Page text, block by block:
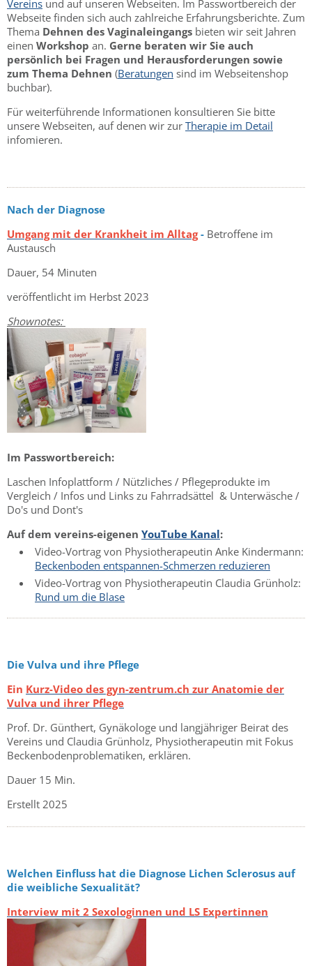
Vereins und auf unseren Webseiten. Im Passwortbereich der
Webseite finden sich auch zahlreiche Erfahrungsberichte. Zum
Thema Dehnen des Vaginaleingangs bieten wir seit Jahren
einen Workshop an. Gerne beraten wir Sie auch
persönlich bei Fragen und Herausforderungen sowie
zum Thema Dehnen (Beratungen sind im Webseitenshop
buchbar).
Für weiterführende Informationen konsultieren Sie bitte
unsere Webseiten, auf denen wir zur Therapie im Detail
infomieren.
Nach der Diagnose
Umgang mit der Krankheit im Alltag- Betroffene im
Austausch
Dauer, 54 Minuten
veröffentlicht im Herbst 2023
Shownotes:
Im Passwortbereich:
Laschen Infoplattform / Nützliches / Pflegeprodukte im
Vergleich / Infos und Links zu Fahrradsättel & Unterwäsche /
Do's und Dont's
Auf dem vereins-eigenen YouTube Kanal:
Video-Vortrag von Physiotherapeutin Anke Kindermann:
Beckenboden entspannen-Schmerzen reduzieren
Video-Vortrag von Physiotherapeutin Claudia Grünholz:
Rund um die Blase
Die Vulva und ihre Pflege
Ein Kurz-Video des gyn-zentrum.ch zur Anatomie der
Vulva und ihrer Pflege
Prof. Dr. Günthert, Gynäkologe und langjähriger Beirat des
Vereins und Claudia Grünholz, Physiotherapeutin mit Fokus
Beckenbodenproblematiken, erklären.
Dauer 15 Min.
Erstellt 2025
Welchen Einfluss hat die Diagnose Lichen Sclerosus auf
die weibliche Sexualität?
Interview mit 2 Sexologinnen und LS Expertinnen